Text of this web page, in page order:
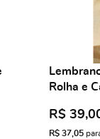
Rolha e
R$
R$ 37,05